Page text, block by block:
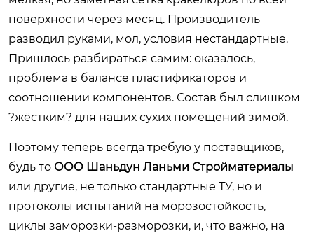
поверхности через месяц. Производитель
разводил руками, мол, условия нестандартные.
Пришлось разбираться самим: оказалось,
проблема в балансе пластификаторов и
соотношении компонентов. Состав был слишком
?жёстким? для наших сухих помещений зимой.
Поэтому теперь всегда требую у поставщиков,
будь то ООО Шаньдун Ланьми Стройматериалы
или другие, не только стандартные ТУ, но и
протоколы испытаний на морозостойкость,
циклы заморозки-разморозки, и, что важно, на